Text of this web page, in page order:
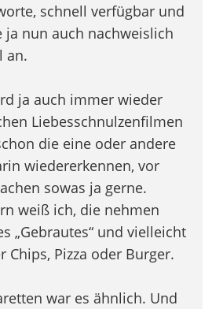
schnell verfügbar und
ja nun auch nachweislich
an.
ja auch immer wieder
Liebesschnulzenfilmen
die eine oder andere
wiedererkennen, vor
sowas ja gerne.
weiß ich, die nehmen
„Gebrautes“ und vielleicht
Chips, Pizza oder Burger.
war es ähnlich. Und